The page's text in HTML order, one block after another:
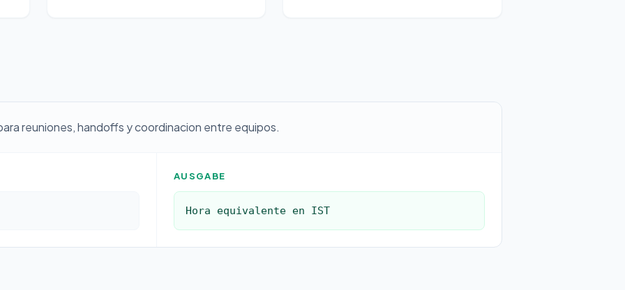
reuniones, handoffs y coordinacion entre equipos.
AUSGABE
Hora equivalente en IST